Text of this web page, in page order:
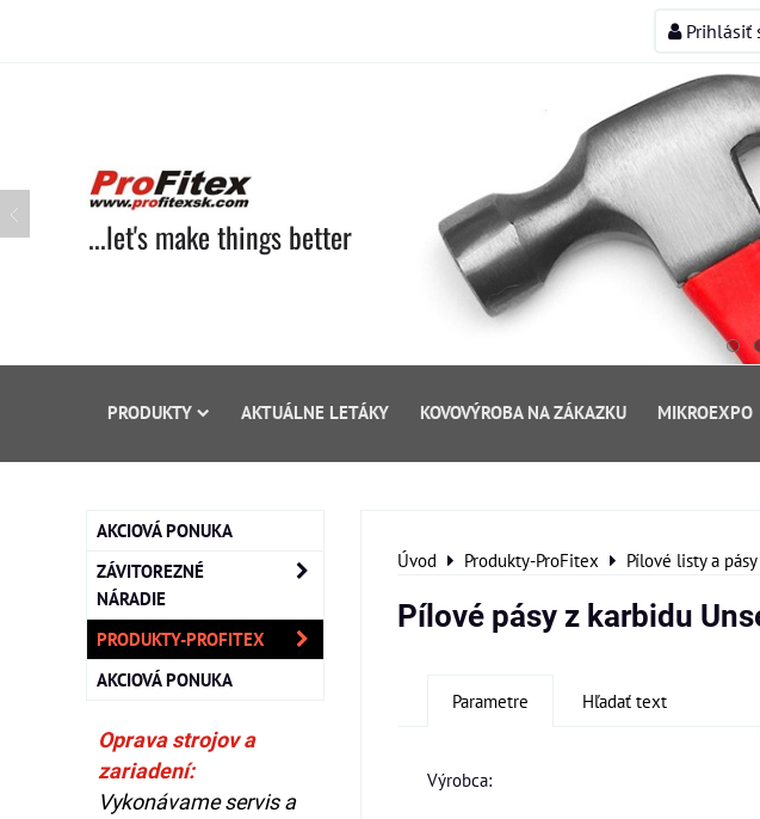
Prihlásiť
...let's make things better
PRODUKTY AKTUÁLNE LETÁKY KOVOVÝROBA NA ZÁKAZKU MIKROEXPO
Úvod Produkty-ProFitex Pílové listy a
Pílové pásy z karbidu
Parametre Hľadať text
Výrobca:
AKCIOVÁ PONUKA
ZÁVITOREZNÉ
NÁRADIE
PRODUKTY-PROFITEX
AKCIOVÁ PONUKA
Oprava strojov a
zariadení:
Vykonávame servis a